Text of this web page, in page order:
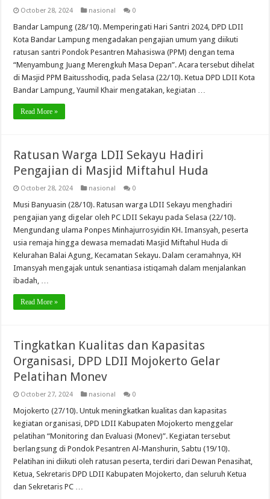
October 28, 2024 nasional 0
Bandar Lampung (28/10). Memperingati Hari Santri 2024, DPD LDII
Kota Bandar Lampung mengadakan pengajian umum yang diikuti
ratusan santri Pondok Pesantren Mahasiswa (PPM) dengan tema
“Menyambung Juang Merengkuh Masa Depan”. Acara tersebut dihelat
di Masjid PPM Baitusshodiq, pada Selasa (22/10). Ketua DPD LDII Kota
Bandar Lampung, Yaumil Khair mengatakan, kegiatan …
Read More »
Ratusan Warga LDII Sekayu Hadiri
Pengajian di Masjid Miftahul Huda
October 28, 2024 nasional 0
Musi Banyuasin (28/10). Ratusan warga LDII Sekayu menghadiri
pengajian yang digelar oleh PC LDII Sekayu pada Selasa (22/10).
Mengundang ulama Ponpes Minhajurrosyidin KH. Imansyah, peserta
usia remaja hingga dewasa memadati Masjid Miftahul Huda di
Kelurahan Balai Agung, Kecamatan Sekayu. Dalam ceramahnya, KH
Imansyah mengajak untuk senantiasa istiqamah dalam menjalankan
ibadah, …
Read More »
Tingkatkan Kualitas dan Kapasitas
Organisasi, DPD LDII Mojokerto Gelar
Pelatihan Monev
October 27, 2024 nasional 0
Mojokerto (27/10). Untuk meningkatkan kualitas dan kapasitas
kegiatan organisasi, DPD LDII Kabupaten Mojokerto menggelar
pelatihan “Monitoring dan Evaluasi (Monev)”. Kegiatan tersebut
berlangsung di Pondok Pesantren Al-Manshurin, Sabtu (19/10).
Pelatihan ini diikuti oleh ratusan peserta, terdiri dari Dewan Penasihat,
Ketua, Sekretaris DPD LDII Kabupaten Mojokerto, dan seluruh Ketua
dan Sekretaris PC …